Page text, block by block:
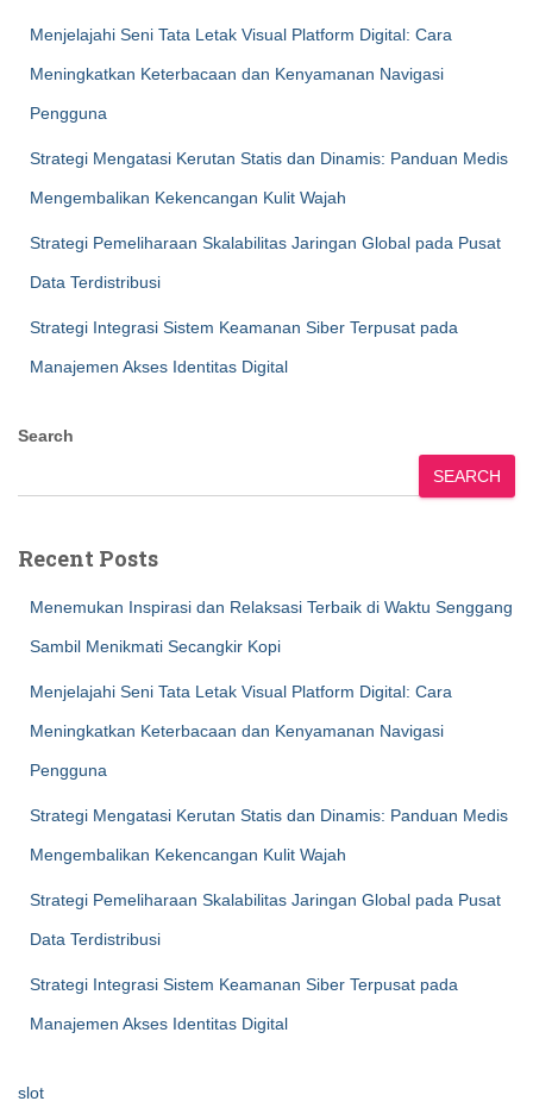
Menjelajahi Seni Tata Letak Visual Platform Digital: Cara
Meningkatkan Keterbacaan dan Kenyamanan Navigasi
Pengguna
Strategi Mengatasi Kerutan Statis dan Dinamis: Panduan Medis
Mengembalikan Kekencangan Kulit Wajah
Strategi Pemeliharaan Skalabilitas Jaringan Global pada Pusat
Data Terdistribusi
Strategi Integrasi Sistem Keamanan Siber Terpusat pada
Manajemen Akses Identitas Digital
Search
SEARCH
Recent Posts
Menemukan Inspirasi dan Relaksasi Terbaik di Waktu Senggang
Sambil Menikmati Secangkir Kopi
Menjelajahi Seni Tata Letak Visual Platform Digital: Cara
Meningkatkan Keterbacaan dan Kenyamanan Navigasi
Pengguna
Strategi Mengatasi Kerutan Statis dan Dinamis: Panduan Medis
Mengembalikan Kekencangan Kulit Wajah
Strategi Pemeliharaan Skalabilitas Jaringan Global pada Pusat
Data Terdistribusi
Strategi Integrasi Sistem Keamanan Siber Terpusat pada
Manajemen Akses Identitas Digital
slot